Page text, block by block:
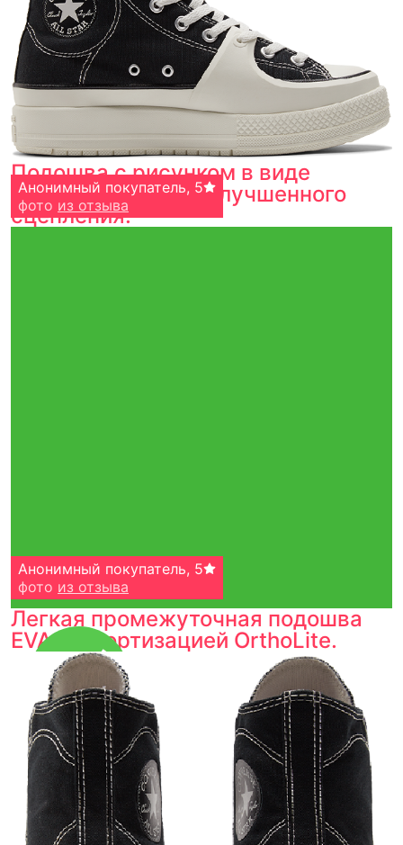
Подошва с рисунком в виде
рыбьей кости для улучшенного
сцепления.
Кирилл, 5
фото из отзыва
Анонимный покупатель, 5
фото из отзыва
Тройная гарантия
оригинальности
Товар сертифицирован и опломбирован.
Проверяем на оригинальность
по 16 параметрам.
Если придёт подделка — вернём деньги
в трёхкратном размере.
Как мы провеяем товары
Анонимный покупатель, 5
фото из отзыва
Легкая промежуточная подошва
EVA с амортизацией OrthoLite.